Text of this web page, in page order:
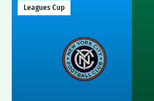
Leagues Cup